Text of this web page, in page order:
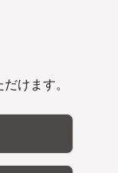
けます。